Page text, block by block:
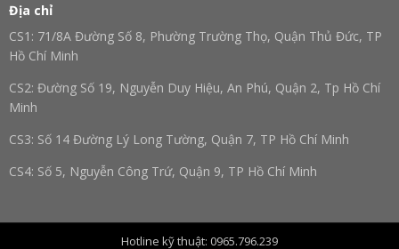
Địa chỉ
CS1: 71/8A Đường Số 8, Phường Trường Thọ, Quận Thủ Đức, TP
Hồ Chí Minh
CS2: Đường Số 19, Nguyễn Duy Hiệu, An Phú, Quận 2, Tp Hồ Chí
Minh
CS3: Số 14 Đường Lý Long Tường, Quận 7, TP Hồ Chí Minh
CS4: Số 5, Nguyễn Công Trứ, Quận 9, TP Hồ Chí Minh
Minh
Hotline kỹ thuật: 0965.796.239